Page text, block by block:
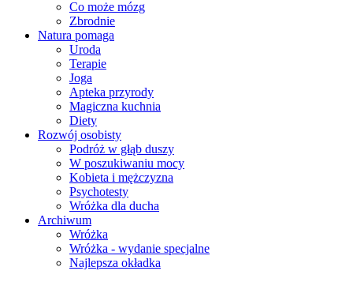
Co może mózg
Zbrodnie
Natura pomaga
Uroda
Terapie
Joga
Apteka przyrody
Magiczna kuchnia
Diety
Rozwój osobisty
Podróż w głąb duszy
W poszukiwaniu mocy
Kobieta i mężczyzna
Psychotesty
Wróżka dla ducha
Archiwum
Wróżka
Wróżka - wydanie specjalne
Najlepsza okładka